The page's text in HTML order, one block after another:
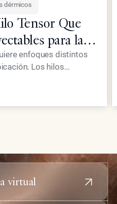
dérmicos
Tensor Que
para la
enfoques distintos
Los hilos
efecto mecánico de
de colágeno para un
virtual